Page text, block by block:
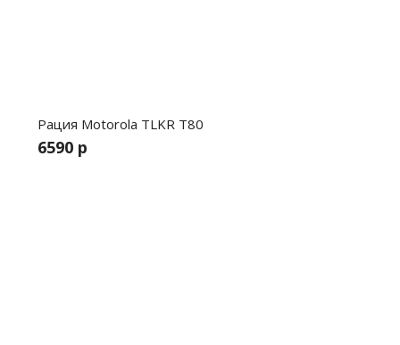
Рация Motorola TLKR T80
6590 р